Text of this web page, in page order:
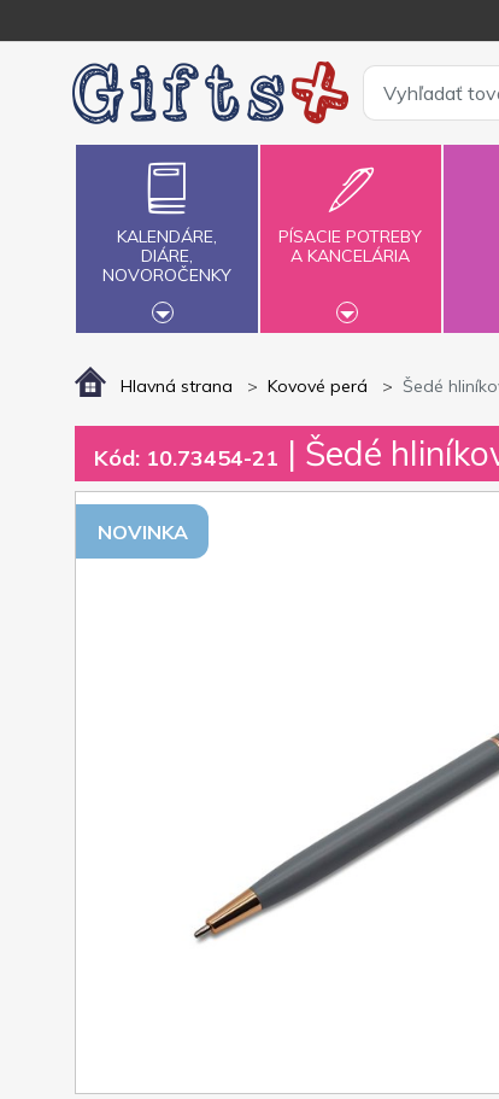
KALENDÁRE,
DIÁRE,
NOVOROČENKY
PÍSACIE POTREBY
A KANCELÁRIA
Hlavná strana Kovové perá Šedé
Kód: 10.73454-21 | Šedé
NOVINKA